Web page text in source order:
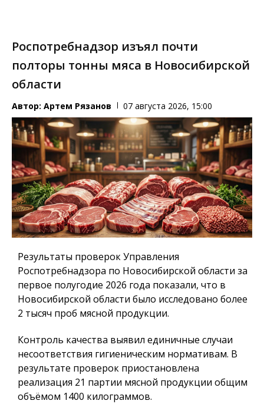
Роспотребнадзор изъял почти
полторы тонны мяса в Новосибирской
области
Автор: Артем Рязанов 07 августа 2026, 15:00
Результаты проверок Управления
Роспотребнадзора по Новосибирской области за
первое полугодие 2026 года показали, что в
Новосибирской области было исследовано более
2 тысяч проб мясной продукции.
Контроль качества выявил единичные случаи
несоответствия гигиеническим нормативам. В
результате проверок приостановлена
реализация 21 партии мясной продукции общим
объёмом 1400 килограммов.